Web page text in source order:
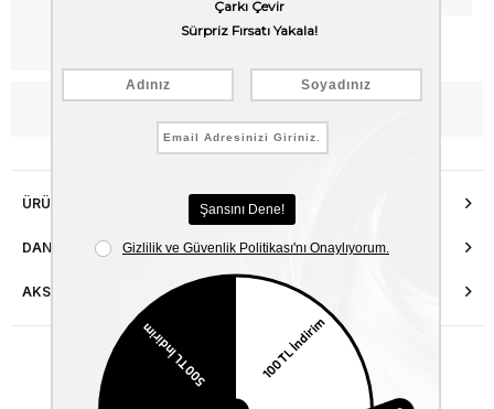
ÜRÜN ÖZELLIKLERI
DANIŞMA HATTI
AKSESUAR ONARIMI
Benzer Ürünler